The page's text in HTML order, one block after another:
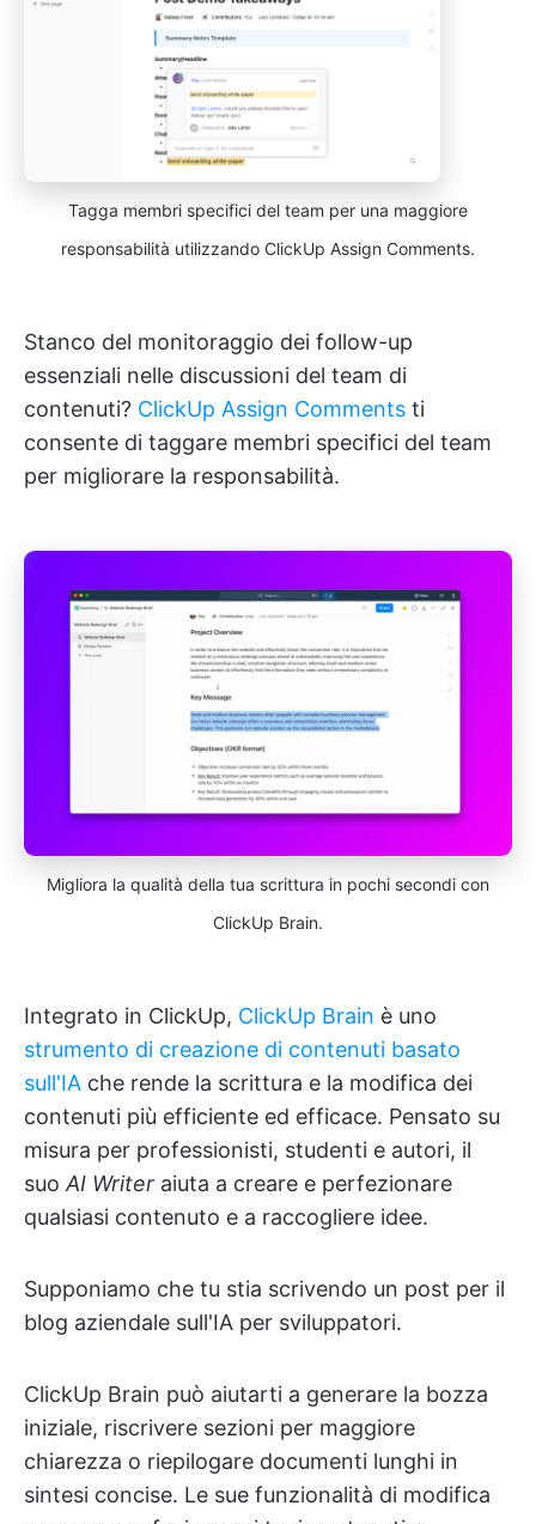
Tagga membri specifici del team per una maggiore
responsabilità utilizzando ClickUp Assign Comments.
Stanco del monitoraggio dei follow-up
essenziali nelle discussioni del team di
contenuti? ClickUp Assign Comments ti
consente di taggare membri specifici del team
per migliorare la responsabilità.
Migliora la qualità della tua scrittura in pochi secondi con
ClickUp Brain.
Integrato in ClickUp, ClickUp Brain è uno
strumento di creazione di contenuti basato
sull'IA che rende la scrittura e la modifica dei
contenuti più efficiente ed efficace. Pensato su
misura per professionisti, studenti e autori, il
suoAI Writer aiuta a creare e perfezionare
qualsiasi contenuto e a raccogliere idee.
Supponiamo che tu stia scrivendo un post per il
blog aziendale sull'IA per sviluppatori.
ClickUp Brain può aiutarti a generare la bozza
iniziale, riscrivere sezioni per maggiore
chiarezza o riepilogare documenti lunghi in
sintesi concise. Le sue funzionalità di modifica